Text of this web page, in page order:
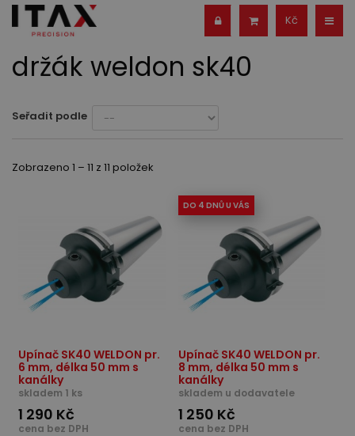
Kč
držák weldon sk40
Seřadit podle
Zobrazeno 1 – 11 z 11 položek
Upínač SK40 WELDON pr.
6 mm, délka 50 mm s
kanálky
skladem 1 ks
1 290 Kč
cena bez DPH
DO 4 DNŮ U VÁS
Upínač SK40 WELDON pr.
8 mm, délka 50 mm s
kanálky
skladem u dodavatele
1 250 Kč
cena bez DPH